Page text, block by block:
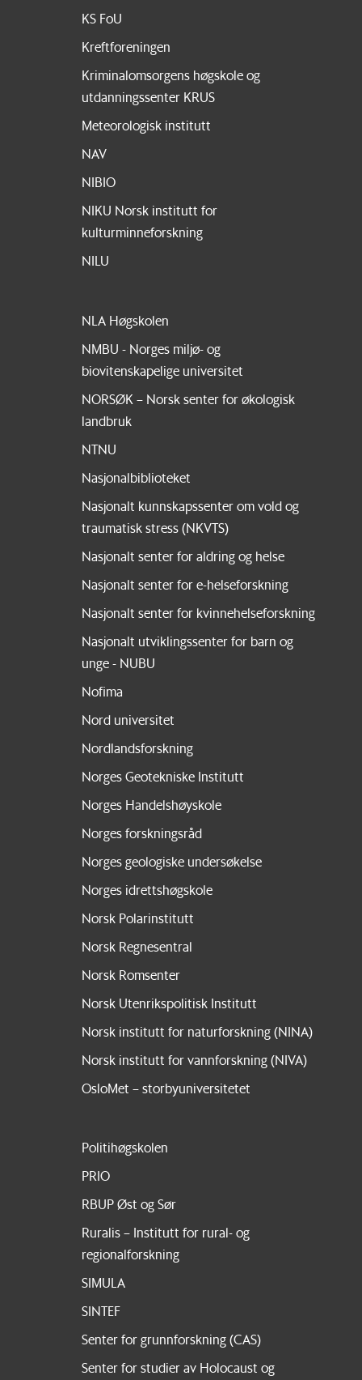
KS FoU
Kreftforeningen
Kriminalomsorgens høgskole og
utdanningssenter KRUS
Meteorologisk institutt
NAV
NIBIO
NIKU Norsk institutt for
kulturminneforskning
NILU
NLA Høgskolen
NMBU - Norges miljø- og
biovitenskapelige universitet
NORSØK – Norsk senter for økologisk
landbruk
NTNU
Nasjonalbiblioteket
Nasjonalt kunnskapssenter om vold og
traumatisk stress (NKVTS)
Nasjonalt senter for aldring og helse
Nasjonalt senter for e-helseforskning
Nasjonalt senter for kvinnehelseforskning
Nasjonalt utviklingssenter for barn og
unge - NUBU
Nofima
Nord universitet
Nordlandsforskning
Norges Geotekniske Institutt
Norges Handelshøyskole
Norges forskningsråd
Norges geologiske undersøkelse
Norges idrettshøgskole
Norsk Polarinstitutt
Norsk Regnesentral
Norsk Romsenter
Norsk Utenrikspolitisk Institutt
Norsk institutt for naturforskning (NINA)
Norsk institutt for vannforskning (NIVA)
OsloMet – storbyuniversitetet
Politihøgskolen
PRIO
RBUP Øst og Sør
Ruralis – Institutt for rural- og
regionalforskning
SIMULA
SINTEF
Senter for grunnforskning (CAS)
Senter for studier av Holocaust og